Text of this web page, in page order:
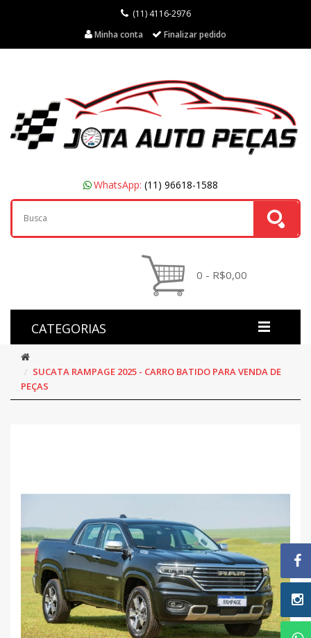
(11) 4116-2976
Minha conta
Finalizar pedido
WhatsApp: (11) 96618-1588
0 - R$0,00
CATEGORIAS
SUCATA RAMPAGE 2025 - CARRO BATIDO PARA VENDA DE
PEÇAS